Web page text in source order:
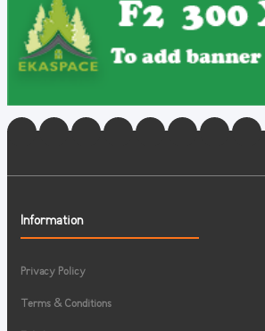
Information
Privacy Policy
Terms & Conditions